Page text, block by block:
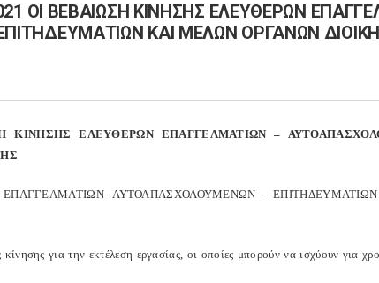
ΟΙ ΒΕΒΑΙΩΣΗ ΚΙΝΗΣΗΣ ΕΛΕΥΘΕΡΩΝ
ΚΑΙ ΜΕΛΩΝ ΟΡΓΑΝΩΝ
ΚΙΝΗΣΗΣ ΕΛΕΥΘΕΡΩΝ ΕΠΑΓΓΕΛΜΑΤΙΩΝ –
ΑΥΤΟΑΠΑΣΧΟΛΟΥΜΕΝΩΝ –
για την εκτέλεση εργασίας, οι οποίες μπορούν να ισχύουν για